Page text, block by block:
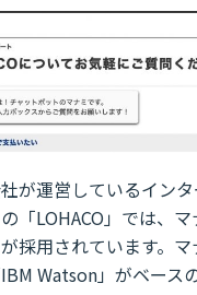
が運営しているイン
「LOHACO」では、
採用されています。
Watson」がベース